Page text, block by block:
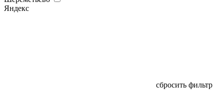
Яндекс
сбросить фильтр